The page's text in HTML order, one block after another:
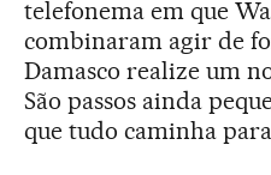
telefonema em que
combinaram agir de
Damasco realize um
São passos ainda
que tudo caminha